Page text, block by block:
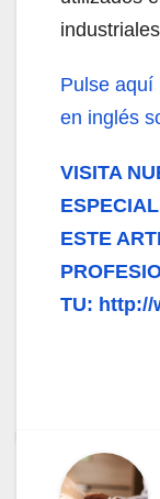
Pulse aquí
en inglés
VISITA
ESTE
TU: http://